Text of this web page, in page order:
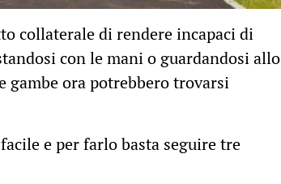
collaterale di rendere incapaci di
con le mani o guardandosi allo
gambe ora potrebbero trovarsi
e per farlo basta seguire tre